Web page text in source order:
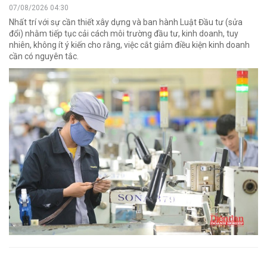
07/08/2026 04:30
Nhất trí với sự cần thiết xây dựng và ban hành Luật Đầu tư (sửa
đổi) nhằm tiếp tục cải cách môi trường đầu tư, kinh doanh, tuy
nhiên, không ít ý kiến cho rằng, việc cắt giảm điều kiện kinh doanh
cần có nguyên tắc.